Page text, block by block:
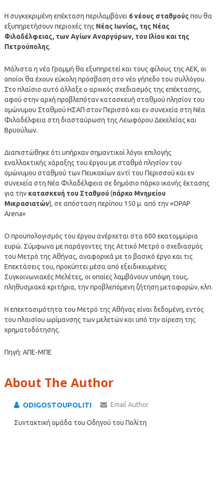
Η συγκεκριμένη επέκταση περιλαμβάνει 6 νέους σταθμούς που θα
εξυπηρετήσουν περιοχές της Νέας Ιωνίας, της Νέας
Φιλαδέλφειας, των Αγίων Αναργύρων, του Ιλίου και της
Πετρούπολης.
Μάλιστα η νέα Γραμμή θα εξυπηρετεί και τους φίλους της ΑΕΚ, οι
οποίοι θα έχουν εύκολη πρόσβαση στο νέο γήπεδο του συλλόγου.
Στο πλαίσιο αυτό άλλαξε ο αρχικός σχεδιασμός της επέκτασης,
αφού στην αρχή προβλεπόταν κατασκευή σταθμού πλησίον του
ομώνυμου Σταθμού ΗΣΑΠ στον Περισσό και εν συνεχεία στη Νέα
Φιλαδέλφεια στη διασταύρωση της Λεωφόρου Δεκελείας και
Βρυούλων.
Διαπιστώθηκε ότι υπήρχαν σημαντικοί λόγοι επιλογής
εναλλακτικής χάραξης του έργου με σταθμό πλησίον του
ομώνυμου σταθμού των Πευκακίων αντί του Περισσού και εν
συνεχεία στη Νέα Φιλαδέλφεια σε δημόσιο πάρκο ικανής έκτασης
για την κατασκευή του Σταθμού(πάρκο Μνημείου
Μικρασιατών), σε απόσταση περίπου 150 μ. από την «OPAP
Arena»
Ο προϋπολογισμός του έργου ανέρχεται στα 600 εκατομμύρια
ευρώ. Σύμφωνα με παράγοντες της Αττικό Μετρό ο σχεδιασμός
του Μετρό της Αθήνας, αναφορικά με το βασικό έργο και τις
Επεκτάσεις του, προκύπτει μέσα από εξειδικευμένες
Συγκοινωνιακές Μελέτες, οι οποίες λαμβάνουν υπόψη τους,
πληθυσμιακά κριτήρια, την προβλεπόμενη ζήτηση μεταφορών, κλπ.
Η επεκτασιμότητα του Μετρό της Αθήνας είναι δεδομένη, εντός
του πλαισίου ωρίμανσης των μελετών και υπό την αίρεση της
χρηματοδότησης.
Πηγή: ΑΠΕ-ΜΠΕ
About The Author
ODIGOSTOUPOLITI Email Author
Συντακτική ομάδα του Οδηγού του Πολίτη